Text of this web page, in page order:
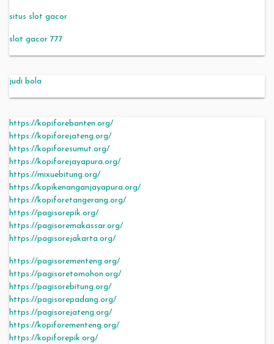
situs slot gacor
slot gacor 777
judi bola
https://kopiforebanten.org/
https://kopiforejateng.org/
https://kopiforesumut.org/
https://kopiforejayapura.org/
https://mixuebitung.org/
https://kopikenanganjayapura.org/
https://kopiforetangerang.org/
https://pagisorepik.org/
https://pagisoremakassar.org/
https://pagisorejakarta.org/
https://pagisorementeng.org/
https://pagisoretomohon.org/
https://pagisorebitung.org/
https://pagisorepadang.org/
https://pagisorejateng.org/
https://kopiforementeng.org/
https://kopiforepik.org/